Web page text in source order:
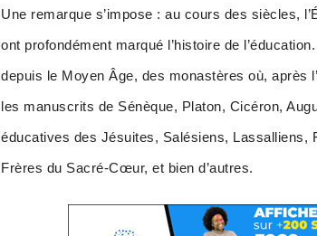
Une remarque s’impose : au cours des siècles,
ont profondément marqué l’histoire de
depuis le Moyen Âge, des monastères où, après
les manuscrits de Sénèque, Platon, Cicéron,
éducatives des Jésuites, Salésiens,
Frères du Sacré-Cœur, et bien d’autres.